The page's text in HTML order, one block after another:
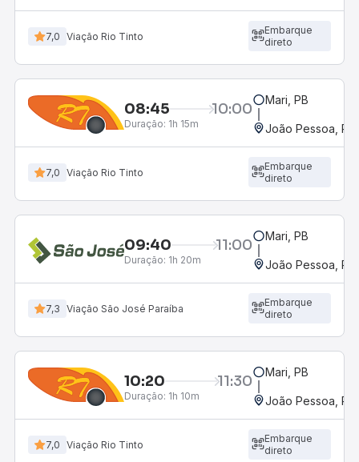
7,0 Viação Rio Tinto
Embarque
direto
08:45 10:00
Duração: 1h 15m
Mari, PB
João Pessoa,
7,0 Viação Rio Tinto
Embarque
direto
09:40 11:00
Duração: 1h 20m
Mari, PB
João Pessoa,
7,3 Viação São José Paraíba
Embarque
direto
10:20 11:30
Duração: 1h 10m
Mari, PB
João Pessoa,
7,0 Viação Rio Tinto
Embarque
direto